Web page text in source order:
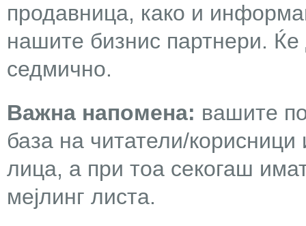
продавница, како и
нашите бизнис партнери.
седмично.
Важна напомена: вашите
база на читатели/
лица, а при тоа секогаш
мејлинг листа.